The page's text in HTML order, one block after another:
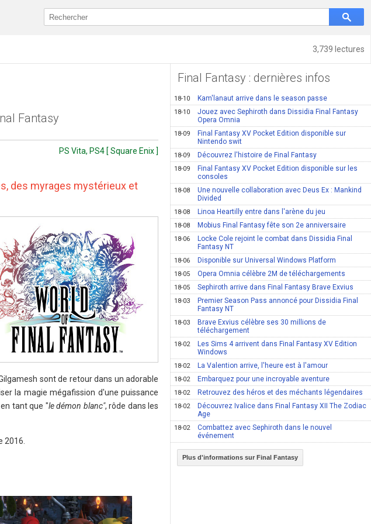
3,739 lectures
Fantasy
PS Vita, PS4 [ Square Enix ]
des myrages mystérieux et
sont de retour dans un adorable
la magie mégafission d'une puissance
tant que "le démon blanc", rôde dans les
2016.
Final Fantasy : dernières infos
18-10 Kam'lanaut arrive dans le season passe
18-10
Jouez avec Sephiroth dans Dissidia Final Fantasy
Opera Omnia
18-09
Final Fantasy XV Pocket Edition disponible sur
Nintendo swit
18-09 Découvrez l'histoire de Final Fantasy
18-09
Final Fantasy XV Pocket Edition disponible sur les
consoles
18-08
Une nouvelle collaboration avec Deus Ex : Mankind
Divided
18-08 Linoa Heartilly entre dans l'arène du jeu
18-08 Mobius Final Fantasy fête son 2e anniversaire
18-06
Locke Cole rejoint le combat dans Dissidia Final
Fantasy NT
18-06 Disponible sur Universal Windows Platform
18-05 Opera Omnia célèbre 2M de téléchargements
18-05 Sephiroth arrive dans Final Fantasy Brave Exvius
18-03
Premier Season Pass annoncé pour Dissidia Final
Fantasy NT
18-03
Brave Exvius célèbre ses 30 millions de
téléchargement
18-02
Les Sims 4 arrivent dans Final Fantasy XV Edition
Windows
18-02 La Valention arrive, l'heure est à l'amour
18-02 Embarquez pour une incroyable aventure
18-02 Retrouvez des héros et des méchants légendaires
18-02
Découvrez Ivalice dans Final Fantasy XII The Zodiac
Age
18-02
Combattez avec Sephiroth dans le nouvel
événement
Plus d'informations sur Final Fantasy